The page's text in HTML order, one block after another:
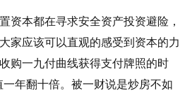
本都在寻求安全资产投资避险，
家应该可以直观的感受到资本的力
购一九付曲线获得支付牌照的时
年翻十倍。被一财说是炒房不如